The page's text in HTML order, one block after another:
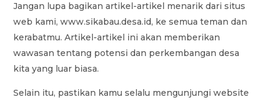
Jangan lupa bagikan artikel-artikel menarik dari situs
web kami, www.sikabau.desa.id, ke semua teman dan
kerabatmu. Artikel-artikel ini akan memberikan
wawasan tentang potensi dan perkembangan desa
kita yang luar biasa.
Selain itu, pastikan kamu selalu mengunjungi website